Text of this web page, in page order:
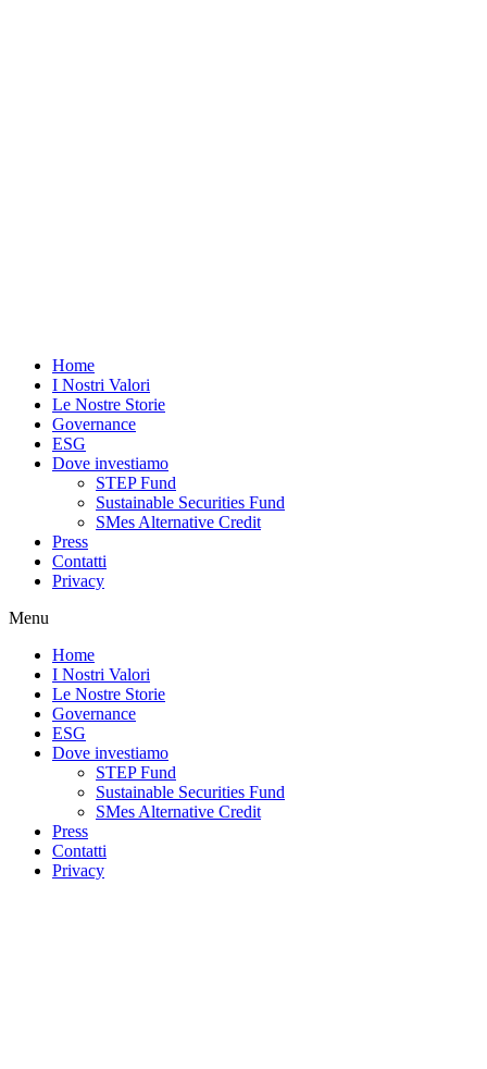
Home
I Nostri Valori
Le Nostre Storie
Governance
ESG
Dove investiamo
STEP Fund
Sustainable Securities Fund
SMes Alternative Credit
Press
Contatti
Privacy
Menu
Home
I Nostri Valori
Le Nostre Storie
Governance
ESG
Dove investiamo
STEP Fund
Sustainable Securities Fund
SMes Alternative Credit
Press
Contatti
Privacy